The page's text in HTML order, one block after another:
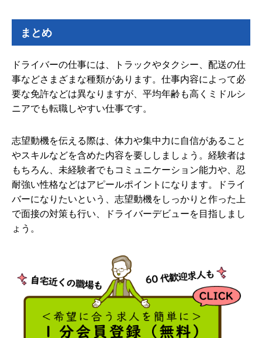
まとめ
ドライバーの仕事には、トラックやタクシー、配送の仕
事などさまざまな種類があります。仕事内容によって必
要な免許などは異なりますが、平均年齢も高くミドルシ
ニアでも転職しやすい仕事です。
志望動機を伝える際は、体力や集中力に自信があること
やスキルなどを含めた内容を要ししましょう。経験者は
もちろん、未経験者でもコミュニケーション能力や、忍
耐強い性格などはアピールポイントになります。ドライ
バーになりたいという、志望動機をしっかりと作った上
で面接の対策も行い、ドライバーデビューを目指しまし
ょう。